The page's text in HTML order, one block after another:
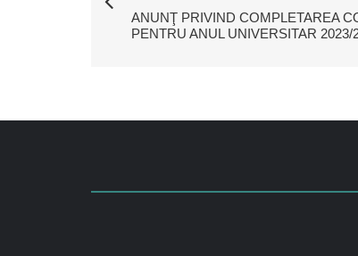
ANUNŢ PRIVIND COMPLETAREA
PENTRU ANUL UNIVERSITAR 2023/